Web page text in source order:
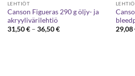
LEHTIÖT
Canson Figueras 290 g öljy- ja
akryylivärilehtiö
31,50€ – 36,50€Hintaluokka:
29,08